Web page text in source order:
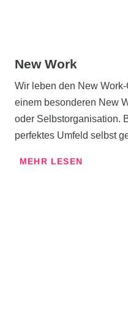
New Work
Wir leben den New
einem besonderen New
oder Selbstorganisation.
perfektes Umfeld selbst
MEHR LESEN